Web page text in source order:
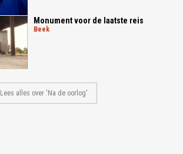
Monument voor de laatste reis
beek
Lees alles over 'Na de oorlog'